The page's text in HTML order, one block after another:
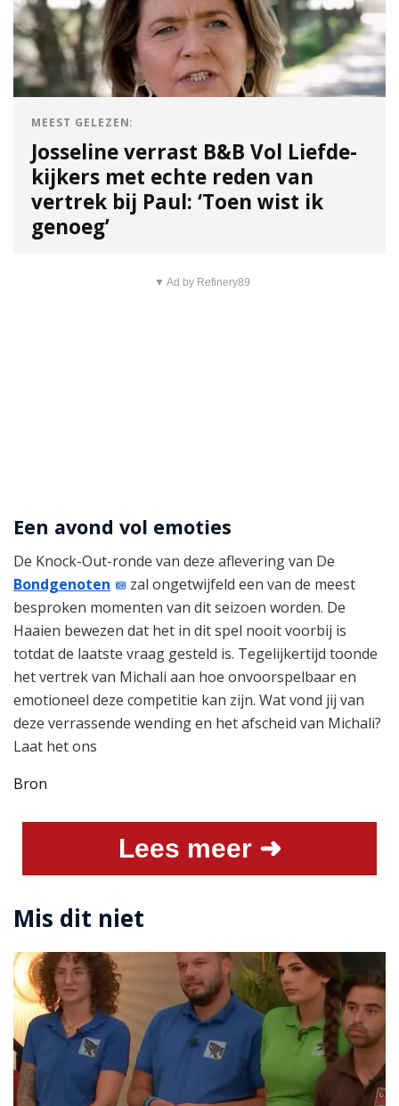
MEEST GELEZEN:
Josseline verrast B&B Vol Liefde-
kijkers met echte reden van
vertrek bij Paul: ‘Toen wist ik
genoeg’
▼ Ad by Refinery89
Een avond vol emoties
De Knock-Out-ronde van deze aflevering van De
Bondgenoten
zal ongetwijfeld een van de meest
besproken momenten van dit seizoen worden. De
Haaien bewezen dat het in dit spel nooit voorbij is
totdat de laatste vraag gesteld is. Tegelijkertijd toonde
het vertrek van Michali aan hoe onvoorspelbaar en
emotioneel deze competitie kan zijn. Wat vond jij van
deze verrassende wending en het afscheid van Michali?
Laat het ons
Bron
Lees meer ➜
Mis dit niet